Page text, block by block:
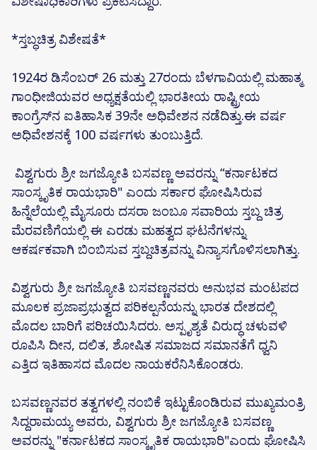
*ಸ್ತಬ್ಧಚಿತ್ರ ವಿಶೇಷತೆ*
1924ರ ಡಿಸೆಂಬರ್ 26 ಮತ್ತು 27ರಂದು ಬೆಳಗಾವಿಯಲ್ಲಿ ಮಹಾತ್ಮ
ಗಾಂಧೀಜಿಯವರ ಅಧ್ಯಕ್ಷತೆಯಲ್ಲಿ ಭಾರತೀಯ ರಾಷ್ಟ್ರೀಯ
ಕಾಂಗ್ರೆಸ್‌ನ ಐತಿಹಾಸಿಕ 39ನೇ ಅಧಿವೇಶನ ನಡೆದಿತ್ತು.ಈ ವರ್ಷ
ಅಧಿವೇಶನಕ್ಕೆ 100 ವರ್ಷಗಳು ತುಂಬುತ್ತಿದೆ.
ವಿಶ್ವಗುರು ಶ್ರೀ ಜಗಜ್ಯೋತಿ ಬಸವಣ್ಣ ಅವರನ್ನು “ಕರ್ನಾಟಕದ
ಸಾಂಸ್ಕೃತಿಕ ರಾಯಭಾರಿ" ಎಂದು ಸರ್ಕಾರ ಘೋಷಿಸಿರುವ
ಹಿನ್ನೆಲೆಯಲ್ಲಿ ಮೈಸೂರು ದಸರಾ ಜಂಬೂ ಸವಾರಿಯ ಸ್ತಬ್ದ ಚಿತ್ರ
ಮೆರವಣಿಗೆಯಲ್ಲಿ ಈ ಎರಡು ಮಹತ್ವದ ಘಟನೆಗಳನ್ನು
ಆಕರ್ಷಕವಾಗಿ ಬಿಂಬಿಸುವ ಸ್ತಬ್ದಚಿತ್ರವನ್ನು ವಿನ್ಯಾಸಗೊಳಿಸಲಾಗಿತ್ತು.
ವಿಶ್ವಗುರು ಶ್ರೀ ಜಗಜ್ಯೋತಿ ಬಸವಣ್ಣನವರು ಅನುಭವ ಮಂಟಪದ
ಮೂಲಕ ಪ್ರಜಾಪ್ರಭುತ್ವದ ಪರಿಕಲ್ಪನೆಯನ್ನು ಭಾರತ ದೇಶದಲ್ಲಿ
ಮೊದಲ ಬಾರಿಗೆ ಪರಿಚಯಿಸಿದರು. ಅಸ್ಪೃಶ್ಯತೆ ವಿರುದ್ಧ ಚಳುವಳಿ
ರೂಪಿಸಿ ದೀನ, ದಲಿತ, ಶೋಷಿತ ಸಮಾಜದ ಸಮಾನತೆಗೆ ಧ್ವನಿ
ಎತ್ತಿದ ಇತಿಹಾಸದ ಮೊದಲ ನಾಯಕರೆನಿಸಿಕೊಂಡರು.
ಬಸವಣ್ಣನವರ ತತ್ವಗಳಲ್ಲಿ ನಂಬಿಕೆ ಇಟ್ಟುಕೊಂಡಿರುವ ಮುಖ್ಯಮಂತ್ರಿ
ಸಿದ್ದರಾಮಯ್ಯ ಅವರು, ವಿಶ್ವಗುರು ಶ್ರೀ ಜಗಜ್ಯೋತಿ ಬಸವಣ್ಣ
ಅವರನ್ನು "ಕರ್ನಾಟಕದ ಸಾಂಸ್ಕೃತಿಕ ರಾಯಭಾರಿ"ಎಂದು ಘೋಷಿಸಿ